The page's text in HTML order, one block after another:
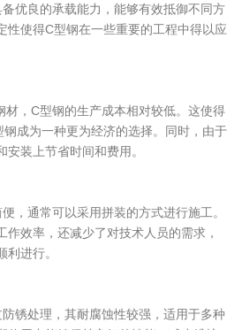
优良的承载能力，能够有效抵御不同方
性使得C型钢在一些重要的工程中得以应
，C型钢的生产成本相对较低。这使得
成为一种更为经济的选择。同时，由于
装上节省时间和费用。
，通常可以采用拼装的方式进行施工。
作效率，还减少了对技术人员的需求，
进行。
锈处理，其耐腐蚀性较强，适用于多种